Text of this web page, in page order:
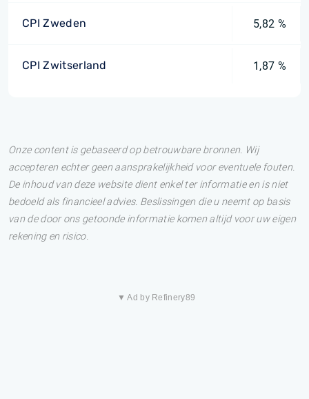
CPI Zweden 5,82 %
CPI Zwitserland 1,87 %
Onze content is gebaseerd op betrouwbare bronnen. Wij
accepteren echter geen aansprakelijkheid voor eventuele fouten.
De inhoud van deze website dient enkel ter informatie en is niet
bedoeld als financieel advies. Beslissingen die u neemt op basis
van de door ons getoonde informatie komen altijd voor uw eigen
rekening en risico.
▼ Ad by Refinery89